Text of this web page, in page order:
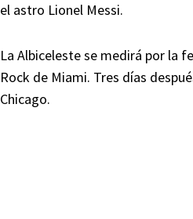
el astro Lionel Messi.
La Albiceleste se medirá por la
Rock de Miami. Tres días
Chicago.